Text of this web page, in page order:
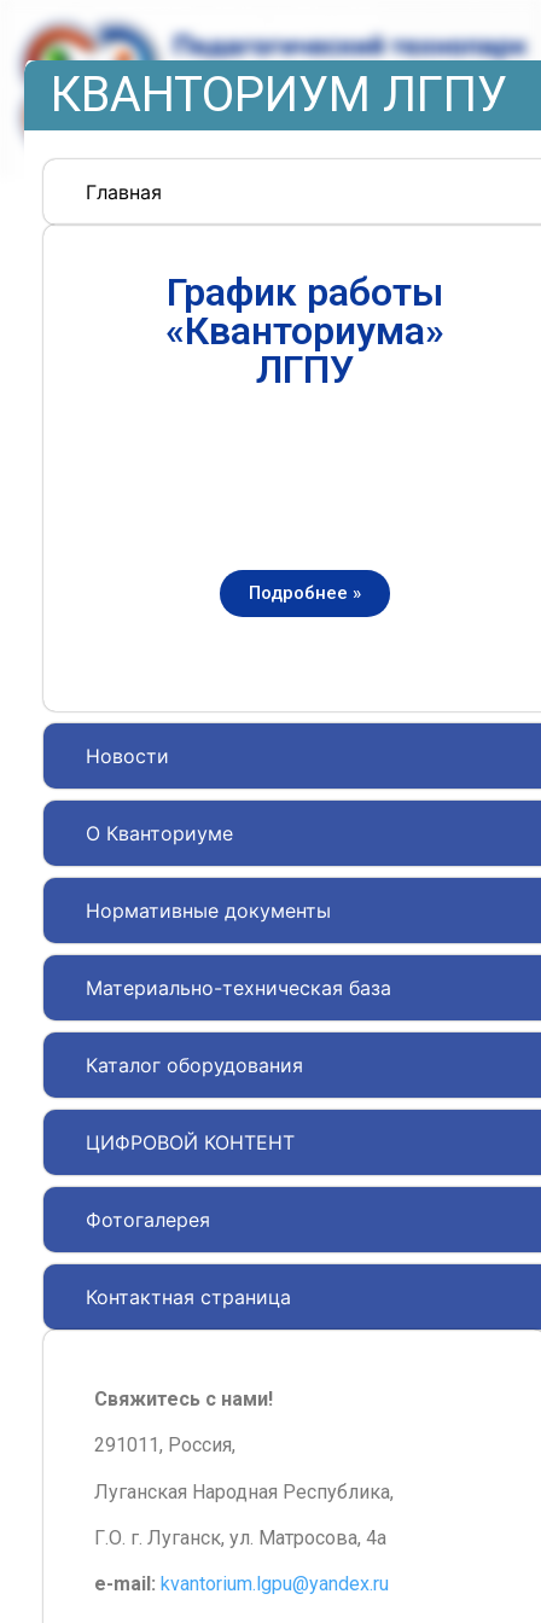
КВАНТОРИУМ ЛГПУ
Главная
Новости
О Кванториуме
Нормативные документы
Материально-техническая база
Каталог оборудования
ЦИФРОВОЙ КОНТЕНТ
Фотогалерея
Контактная страница
График работы
«Кванториума»
ЛГПУ
Подробнее »
Свяжитесь с нами!
291011, Россия,
Луганская Народная Республика,
Г.О. г. Луганск, ул. Матросова, 4а
e-mail: kvantorium.lgpu@yandex.ru